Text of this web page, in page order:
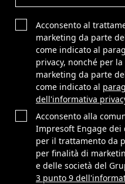
Acconsento al
marketing da parte
come indicato al
privacy, nonché per
marketing da parte
come indicato al
dell'informativa
Acconsento alla
Impresoft Engage dei
per il trattamento da
per finalità di
e delle società del
3 punto 9